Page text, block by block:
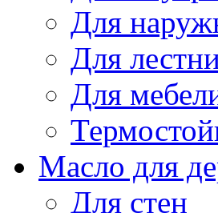
Для
Для
Для
Масло для
Для стен